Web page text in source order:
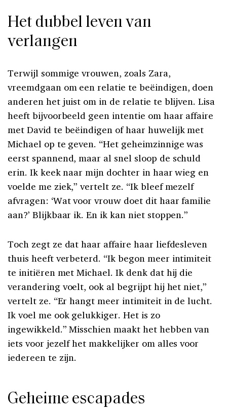
Het dubbel leven van
verlangen
Terwijl sommige vrouwen, zoals Zara,
vreemdgaan om een relatie te beëindigen, doen
anderen het juist om in de relatie te blijven. Lisa
heeft bijvoorbeeld geen intentie om haar affaire
met David te beëindigen of haar huwelijk met
Michael op te geven. “Het geheimzinnige was
eerst spannend, maar al snel sloop de schuld
erin. Ik keek naar mijn dochter in haar wieg en
voelde me ziek,” vertelt ze. “Ik bleef mezelf
afvragen: ‘Wat voor vrouw doet dit haar familie
aan?’ Blijkbaar ik. En ik kan niet stoppen.”
Toch zegt ze dat haar affaire haar liefdesleven
thuis heeft verbeterd. “Ik begon meer intimiteit
te initiëren met Michael. Ik denk dat hij die
verandering voelt, ook al begrijpt hij het niet,”
vertelt ze. “Er hangt meer intimiteit in de lucht.
Ik voel me ook gelukkiger. Het is zo
ingewikkeld.” Misschien maakt het hebben van
iets voor jezelf het makkelijker om alles voor
iedereen te zijn.
Geheime escapades